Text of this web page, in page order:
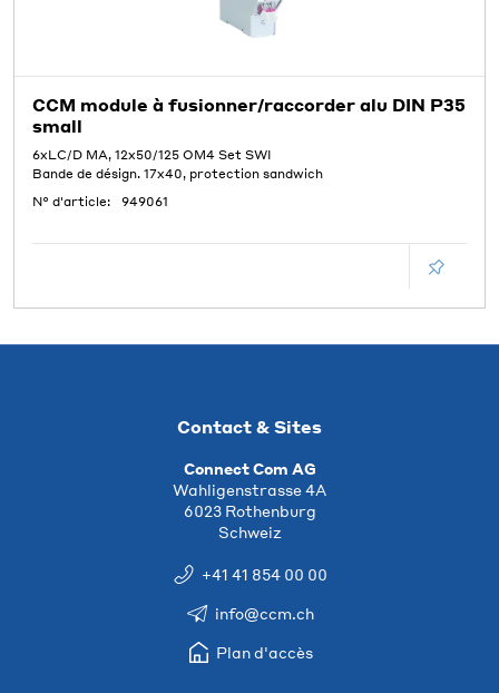
CCM module à fusionner/raccorder alu DIN P35
small
6xLC/D MA, 12x50/125 OM4 Set SWI
Bande de désign. 17x40, protection sandwich
N° d'article:
949061
Contact & Sites
Connect Com AG
Wahligenstrasse 4A
6023 Rothenburg
Schweiz
+41 41 854 00 00
info@ccm.ch
Plan d'accès